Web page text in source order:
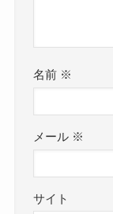
名前 ※
メール ※
サイト